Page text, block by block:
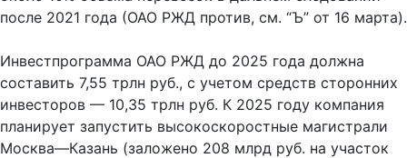
после 2021 года (ОАО РЖД против, см. “Ъ” от 16 марта).
Инвестпрограмма ОАО РЖД до 2025 года должна
составить 7,55 трлн руб., с учетом средств сторонних
инвесторов — 10,35 трлн руб. К 2025 году компания
планирует запустить высокоскоростные магистрали
Москва—Казань (заложено 208 млрд руб. на участок